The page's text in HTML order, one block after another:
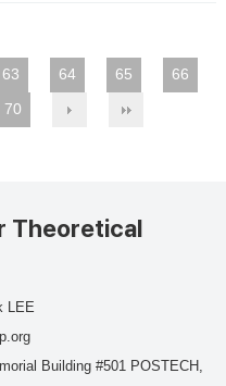
63 64 65 66
70
Theoretical
LEE
Building #501 POSTECH,